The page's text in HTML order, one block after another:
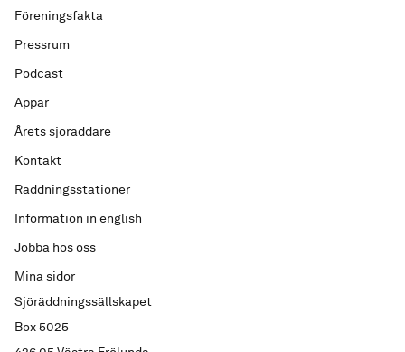
Sjöräddningssällskapet
Box 5025
Föreningsfakta
Pressrum
Podcast
Appar
Årets sjöräddare
Kontakt
Räddningsstationer
Information in english
Jobba hos oss
Mina sidor